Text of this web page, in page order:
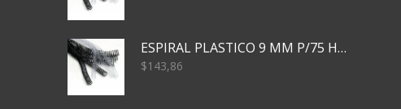
ESPIRAL PLASTICO 9 MM P/75 HJS X50X2400
$143,86